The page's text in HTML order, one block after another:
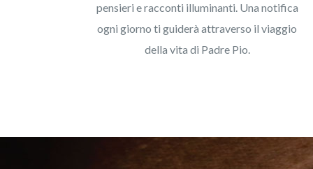
pensieri e racconti illuminanti. Una notifica
ogni giorno ti guiderà attraverso il viaggio
della vita di Padre Pio.